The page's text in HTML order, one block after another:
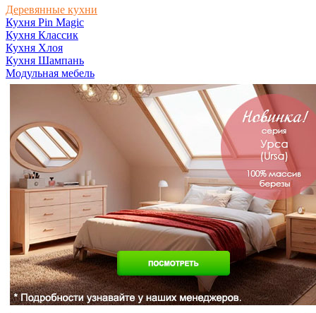
Деревянные кухни
Кухня Pin Magic
Кухня Классик
Кухня Хлоя
Кухня Шампань
Модульная мебель